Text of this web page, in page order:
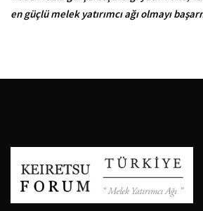
en güçlü melek yatırımcı ağı olmayı